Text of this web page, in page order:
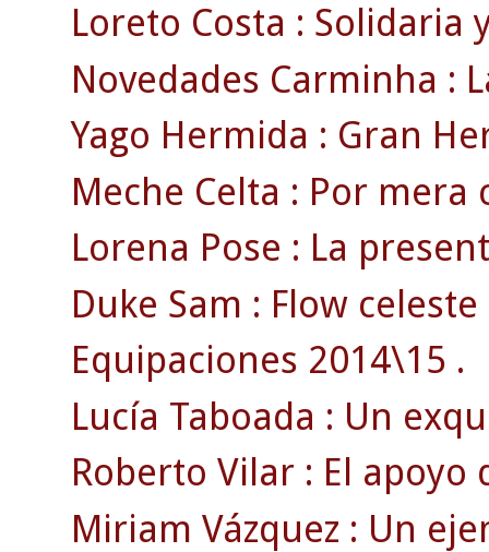
Loreto Costa : Solidaria
Novedades Carminha :
Yago Hermida : Gran
Meche Celta : Por mera
Lorena Pose : La
Duke Sam : Flow celeste
Equipaciones 2014\15 .
Lucía Taboada : Un
Roberto Vilar : El apoyo
Miriam Vázquez : Un